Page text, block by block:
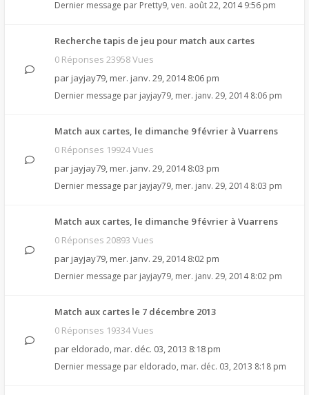
Dernier message par Pretty9, ven. août 22, 2014 9:56 pm
Recherche tapis de jeu pour match aux cartes
0 Réponses 23958 Vues
par jayjay79, mer. janv. 29, 2014 8:06 pm
Dernier message par jayjay79, mer. janv. 29, 2014 8:06 pm
Match aux cartes, le dimanche 9 février à Vuarrens
0 Réponses 19924 Vues
par jayjay79, mer. janv. 29, 2014 8:03 pm
Dernier message par jayjay79, mer. janv. 29, 2014 8:03 pm
Match aux cartes, le dimanche 9 février à Vuarrens
0 Réponses 20893 Vues
par jayjay79, mer. janv. 29, 2014 8:02 pm
Dernier message par jayjay79, mer. janv. 29, 2014 8:02 pm
Match aux cartes le 7 décembre 2013
0 Réponses 19334 Vues
par eldorado, mar. déc. 03, 2013 8:18 pm
Dernier message par eldorado, mar. déc. 03, 2013 8:18 pm